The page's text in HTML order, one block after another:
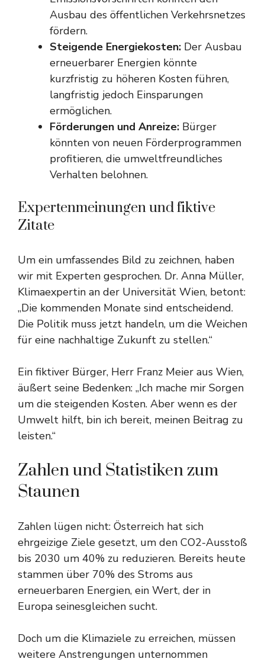
Ausbau des öffentlichen Verkehrsnetzes
fördern.
Steigende Energiekosten: Der Ausbau
erneuerbarer Energien könnte
kurzfristig zu höheren Kosten führen,
langfristig jedoch Einsparungen
ermöglichen.
Förderungen und Anreize: Bürger
könnten von neuen Förderprogrammen
profitieren, die umweltfreundliches
Verhalten belohnen.
Expertenmeinungen und fiktive
Zitate
Um ein umfassendes Bild zu zeichnen, haben
wir mit Experten gesprochen. Dr. Anna Müller,
Klimaexpertin an der Universität Wien, betont:
„Die kommenden Monate sind entscheidend.
Die Politik muss jetzt handeln, um die Weichen
für eine nachhaltige Zukunft zu stellen.“
Ein fiktiver Bürger, Herr Franz Meier aus Wien,
äußert seine Bedenken: „Ich mache mir Sorgen
um die steigenden Kosten. Aber wenn es der
Umwelt hilft, bin ich bereit, meinen Beitrag zu
leisten.“
Zahlen und Statistiken zum
Staunen
Zahlen lügen nicht: Österreich hat sich
ehrgeizige Ziele gesetzt, um den CO2-Ausstoß
bis 2030 um 40% zu reduzieren. Bereits heute
stammen über 70% des Stroms aus
erneuerbaren Energien, ein Wert, der in
Europa seinesgleichen sucht.
Doch um die Klimaziele zu erreichen, müssen
weitere Anstrengungen unternommen